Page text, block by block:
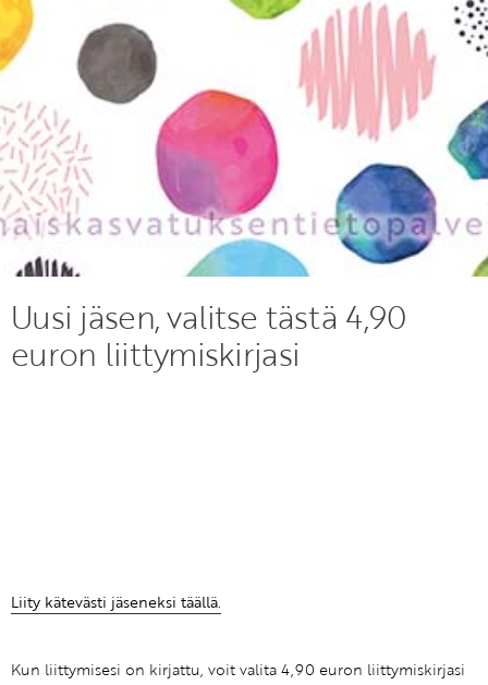
Uusi jäsen, valitse tästä 4,90
euron liittymiskirjasi
Liity kätevästi jäseneksi täällä.
Kun liittymisesi on kirjattu, voit valita 4,90 euron liittymiskirjasi